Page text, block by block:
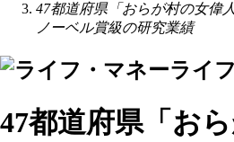
47都道府県「おらが村の女偉
ノーベル賞級の研究業績
ライ
47都道府県「お